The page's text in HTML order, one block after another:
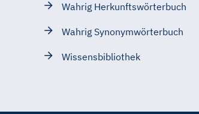
Wahrig Herkunftswörterbuch
Wahrig Synonymwörterbuch
Wissensbibliothek